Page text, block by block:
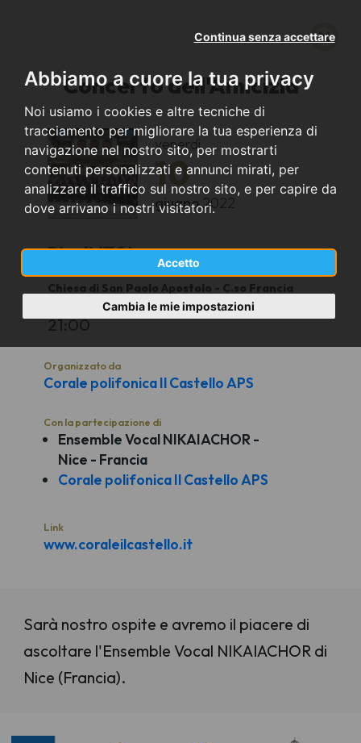
Abbiamo a cuore la tua privacy
Noi usiamo i cookies e altre tecniche di
tracciamento per migliorare la tua esperienza di
navigazione nel nostro sito, per mostrarti
contenuti personalizzati e annunci mirati, per
analizzare il traffico sul nostro sito, e per capire da
dove arrivano i nostri visitatori.
Accetto
Continua senza accettare
Cambia le mie impostazioni
Concerto dell'Amicizia
venerdì
10
giugno 2022
Rivoli (TO)
Chiesa di San Paolo Apostolo - C.so Francia
102 Casc.Vica
21:00
Organizzato da
Corale polifonica Il Castello APS
Con la partecipazione di
Ensemble Vocal NIKAIACHOR -
Nice - Francia
Corale polifonica Il Castello APS
Link
www.coraleilcastello.it
Sarà nostro ospite e avremo il piacere di
ascoltare l'Ensemble Vocal NIKAIACHOR di
Nice (Francia).